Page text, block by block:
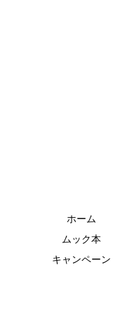
ホーム
ムック本
キャンペーン